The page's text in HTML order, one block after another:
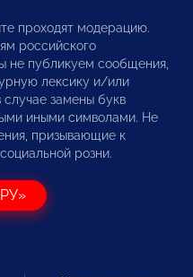
проходят модерацию.
российского
не публикуем сообщения,
лексику и/или
замены букв
иными символами. Не
призывающие к
розни.